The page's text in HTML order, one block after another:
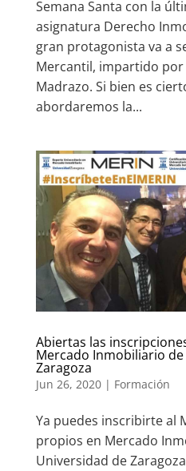
Semana Santa con la
asignatura Derecho
gran protagonista va a
Mercantil, impartido
Madrazo. Si bien es
abordaremos la...
Abiertas las
Mercado Inmobiliario
Zaragoza
Jun 26, 2020| Formación
Ya puedes inscribirte al
propios en Mercado
Universidad de